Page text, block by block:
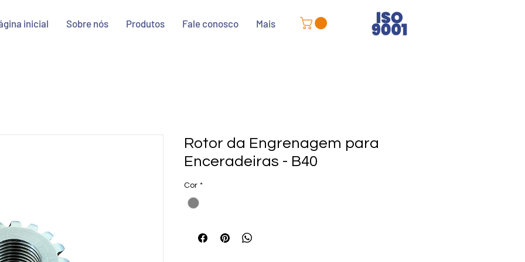
inicial Sobre nós Produtos Fale conosco Mais
Rotor da Engrenagem para
Enceradeiras - B40
Cor *